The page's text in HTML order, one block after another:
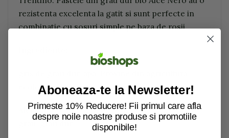
rezistenta excelenta la gatit si sunt perfecte in
combinatie cu sosuri simple pe baza de rosii.
ecologica.
Alergeni:
grau, grau dur
Aboneaza-te la Newsletter!
Primeste 10% Reducere! Fii primul care afla
despre noile noastre produse si promotiile
disponibile!